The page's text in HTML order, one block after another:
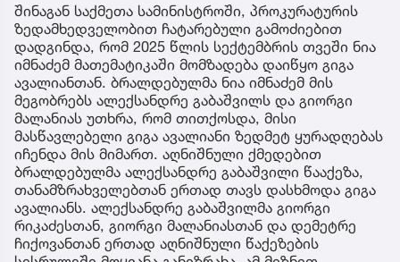
შინაგან საქმეთა სამინისტროში, პროკურატურის
ზედამხედველობით ჩატარებული გამოძიებით
დადგინდა, რომ 2025 წლის სექტემბრის თვეში ნია
იმნაძემ მათემატიკაში მომზადება დაიწყო გიგა
ავალიანთან. ბრალდებულმა ნია იმნაძემ მის
მეგობრებს ალექსანდრე გაბაშვილს და გიორგი
მალანიას უთხრა, რომ თითქოსდა, მისი
მასწავლებელი გიგა ავალიანი ზედმეტ ყურადღებას
იჩენდა მის მიმართ. აღნიშნული ქმედებით
ბრალდებულმა ალექსანდრე გაბაშვილი წააქეზა,
თანამზრახველებთან ერთად თავს დასხმოდა გიგა
ავალიანს. ალექსანდრე გაბაშვილმა გიორგი
რიკაძესთან, გიორგი მალანიასთან და დემეტრე
ჩიქოვანთან ერთად აღნიშნული წაქეზების